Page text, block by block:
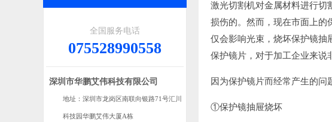
全国服务电话
075528990558
深圳市华鹏艾伟科技有限公司
地址：深圳市龙岗区南联向银路71号汇川
科技园华鹏艾伟大厦A栋
激光切割机对金属材料进行切
损伤的。然而，现在市面上的
仅会影响光束，烧坏保护镜抽
保护镜片，对于加工企业来说
因为保护镜片而经常产生的问
①保护镜抽屉烧坏